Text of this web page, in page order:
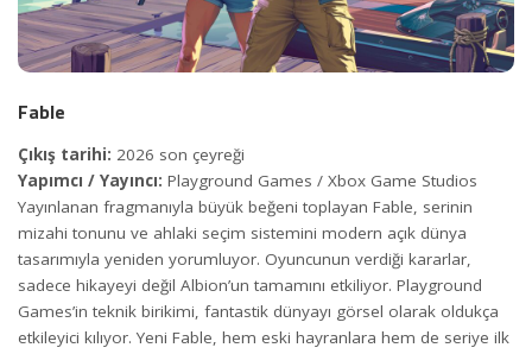
Fable
Çıkış tarihi: 2026 son çeyreği
Yapımcı / Yayıncı: Playground Games / Xbox Game Studios
Yayınlanan fragmanıyla büyük beğeni toplayan Fable, serinin
mizahi tonunu ve ahlaki seçim sistemini modern açık dünya
tasarımıyla yeniden yorumluyor. Oyuncunun verdiği kararlar,
sadece hikayeyi değil Albion’un tamamını etkiliyor. Playground
Games’in teknik birikimi, fantastik dünyayı görsel olarak oldukça
etkileyici kılıyor. Yeni Fable, hem eski hayranlara hem de seriye ilk